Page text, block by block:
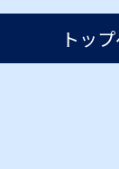
トッ